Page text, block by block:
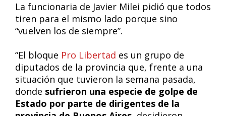
La funcionaria de Javier Milei pidió que todos
tiren para el mismo lado porque sino
“vuelven los de siempre”.
“El bloque Pro Libertad es un grupo de
diputados de la provincia que, frente a una
situación que tuvieron la semana pasada,
donde sufrieron una especie de golpe de
Estado por parte de dirigentes de la